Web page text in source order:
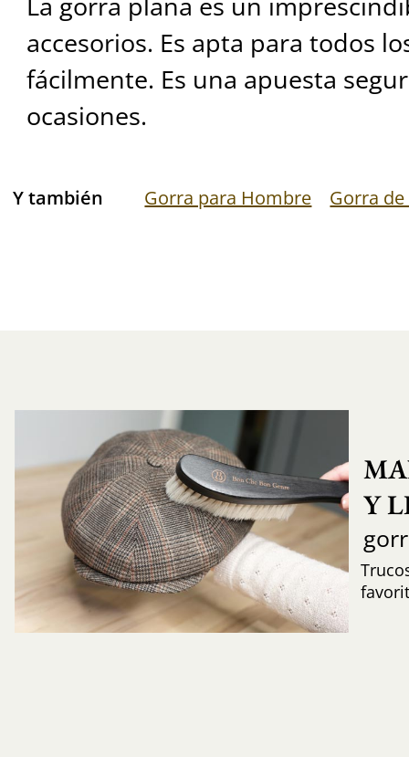
accesorios. Es apta para todos
fácilmente. Es una apuesta
ocasiones.
Y también Gorra para Hombre Gorra
Y